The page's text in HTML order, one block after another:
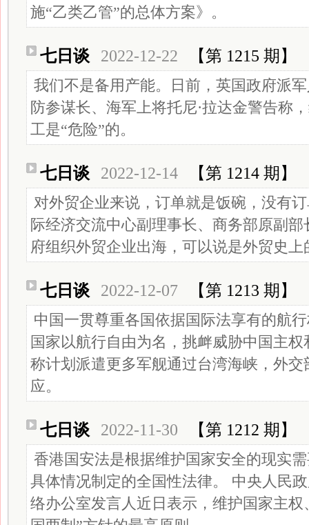
施“乙类乙管”的总体方案》。
七日谈 2022-12-22 【第 1215 期】
我们不是备用产能。日前，英国政府派
防参谋长、海军上将托尼·拉达金警告称
工是“危险”的。
七日谈 2022-12-14 【第 1214 期】
对外贸企业来说，订单就是饭碗，没有
际经济交流中心副理事长、商务部原副
府组织外贸企业出海，可以说是外贸史上
七日谈 2022-12-07 【第 1213 期】
中国一贯尊重各国依据国际法享有的航
国家以航行自由为名，挑衅威胁中国主
称计划派遣更多军舰通过台湾海峡，外
应。
七日谈 2022-11-30 【第 1212 期】
香港国安法是根据维护国家安全的现实
具体情况制定的全国性法律。 中央人民
络办公室发言人近日表示，维护国家主